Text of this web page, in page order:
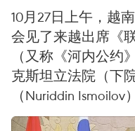
10月27日上午，越
会见了来越出席《
（又称《河内公约
克斯坦立法院（下
（Nuriddin Ismoilov